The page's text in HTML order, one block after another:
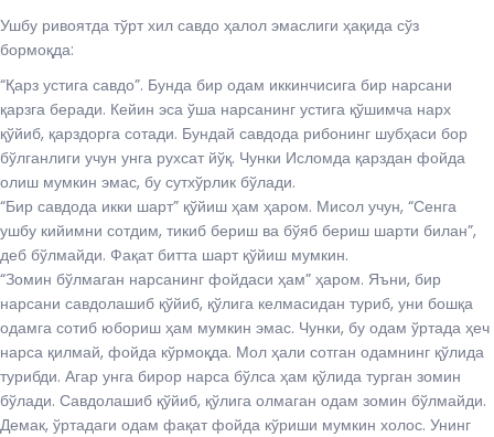
Ушбу ривоятда тўрт хил савдо ҳалол эмаслиги ҳақида сўз
бормоқда:
“Қарз устига савдо”. Бунда бир одам иккинчисига бир нарсани
қарзга беради. Кейин эса ўша нарсанинг устига қўшимча нарх
қўйиб, қарздорга сотади. Бундай савдода рибонинг шубҳаси бор
бўлганлиги учун унга рухсат йўқ. Чунки Исломда қарздан фойда
олиш мумкин эмас, бу сутхўрлик бўлади.
“Бир савдода икки шарт” қўйиш ҳам ҳаром. Мисол учун, “Сенга
ушбу кийимни сотдим, тикиб бериш ва бўяб бериш шарти билан”,
деб бўлмайди. Фақат битта шарт қўйиш мумкин.
“Зомин бўлмаган нарсанинг фойдаси ҳам” ҳаром. Яъни, бир
нарсани савдолашиб қўйиб, қўлига келмасидан туриб, уни бошқа
одамга сотиб юбориш ҳам мумкин эмас. Чунки, бу одам ўртада ҳеч
нарса қилмай, фойда кўрмоқда. Мол ҳали сотган одамнинг қўлида
турибди. Агар унга бирор нарса бўлса ҳам қўлида турган зомин
бўлади. Савдолашиб қўйиб, қўлига олмаган одам зомин бўлмайди.
Демак, ўртадаги одам фақат фойда кўриши мумкин холос. Унинг